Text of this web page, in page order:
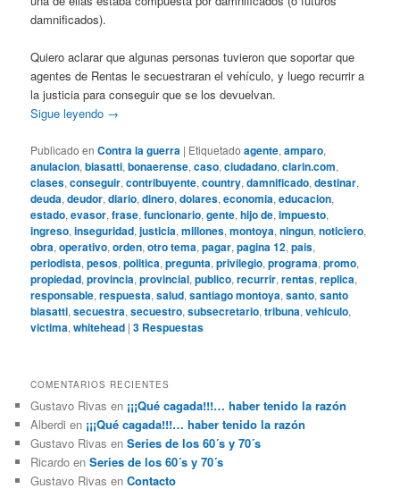
damnificados).
Quiero aclarar que algunas personas tuvieron que soportar que
agentes de Rentas le secuestraran el vehículo, y luego recurrir a
la justicia para conseguir que se los devuelvan.
Sigue leyendo →
Publicado en Contra la guerra | Etiquetado agente,amparo,
anulacion,biasatti,bonaerense,caso,ciudadano,clarin.com,
clases,conseguir,contribuyente,country,damnificado,destinar,
deuda,deudor,diario,dinero,dolares,economia,educacion,
estado,evasor,frase,funcionario,gente,hijo de,impuesto,
ingreso,inseguridad,justicia,millones,montoya,ningun,noticiero,
obra,operativo,orden,otro tema,pagar,pagina 12,pais,
periodista,pesos,politica,pregunta,privilegio,programa,promo,
propiedad,provincia,provincial,publico,recurrir,rentas,replica,
responsable,respuesta,salud,santiago montoya,santo,santo
biasatti,secuestra,secuestro,subsecretario,tribuna,vehiculo,
victima,whitehead |3 Respuestas
COMENTARIOS RECIENTES
Gustavo Rivas en ¡¡¡Qué cagada!!!… haber tenido la razón
Alberdi en ¡¡¡Qué cagada!!!… haber tenido la razón
Gustavo Rivas enSeries de los 60´s y 70´s
Ricardo enSeries de los 60´s y 70´s
Gustavo Rivas enContacto